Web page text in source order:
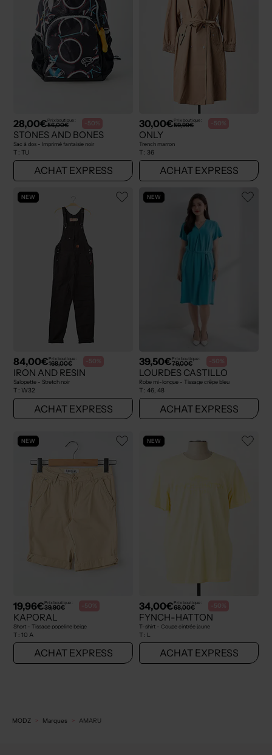
28,00€Prix boutique :
56,00€ -50%
STONES AND BONES
Sac à dos - Imprimé fantaisie noir
T : TU
ACHAT EXPRESS
30,00€Prix boutique :
59,99€ -50%
ONLY
Trench marron
T : 36
ACHAT EXPRESS
NEW
84,00€Prix boutique :
168,00€ -50%
IRON AND RESIN
Salopette - Stretch noir
T : W32
ACHAT EXPRESS
NEW
39,50€Prix boutique :
79,00€ -50%
LOURDES CASTILLO
Robe mi-longue - Tissage crêpe bleu
T : 46, 48
ACHAT EXPRESS
NEW
19,96€Prix boutique :
39,90€ -50%
KAPORAL
Short - Tissage popeline beige
T : 10 A
ACHAT EXPRESS
NEW
34,00€Prix boutique :
68,00€ -50%
FYNCH-HATTON
T-shirt - Coupe cintrée jaune
T : L
ACHAT EXPRESS
MODZ Marques AMARU